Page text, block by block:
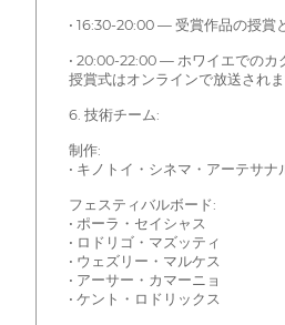
• 16:30-20:00 — 受賞作品の授賞
• 20:00-22:00 — ホワイエでのカ
授賞式はオンラインで放送されま
6. 技術チーム:
制作:
• キノトイ・シネマ・アーテサナ
フェスティバルボード:
• ポーラ・セイシャス
• ロドリゴ・マズッティ
• ウェズリー・マルケス
• アーサー・カマーニョ
• ケント・ロドリックス